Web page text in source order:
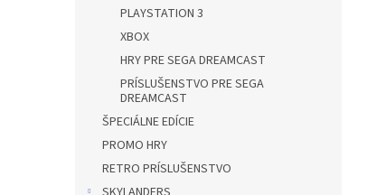
PLAYSTATION 3
XBOX
HRY PRE SEGA DREAMCAST
PRÍSLUŠENSTVO PRE SEGA
DREAMCAST
ŠPECIÁLNE EDÍCIE
PROMO HRY
RETRO PRÍSLUŠENSTVO